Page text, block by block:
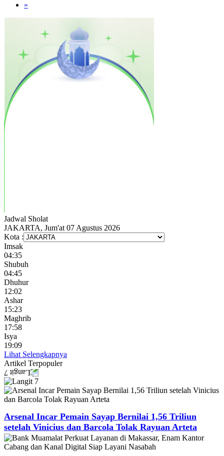
»
Jadwal Sholat
JAKARTA, Jum'at 07 Agustus 2026
Kota :
Imsak
04:35
Shubuh
04:45
Dhuhur
12:02
Ashar
15:23
Maghrib
17:58
Isya
19:09
Lihat Selengkapnya
Artikel Terpopuler
Arsenal Incar Pemain Sayap Bernilai 1,56 Triliun
setelah Vinicius dan Barcola Tolak Rayuan Arteta